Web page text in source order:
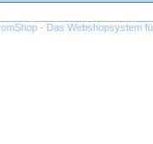
- Das Webshopsystem